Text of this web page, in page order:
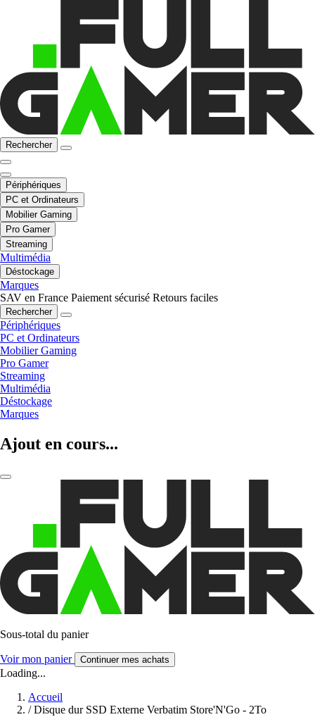
Rechercher
Périphériques
PC et Ordinateurs
Mobilier Gaming
Pro Gamer
Streaming
Multimédia
Déstockage
Marques
SAV en France Paiement sécurisé Retours faciles
Rechercher
Périphériques
PC et Ordinateurs
Mobilier Gaming
Pro Gamer
Streaming
Multimédia
Déstockage
Marques
Ajout en cours...
Sous-total du panier
Voir mon panier Continuer mes achats
Loading...
Accueil
/ Disque dur SSD Externe Verbatim Store'N'Go - 2To